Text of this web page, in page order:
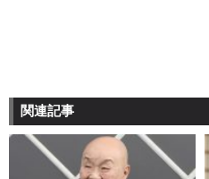
関連記事